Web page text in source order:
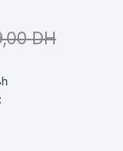
DH